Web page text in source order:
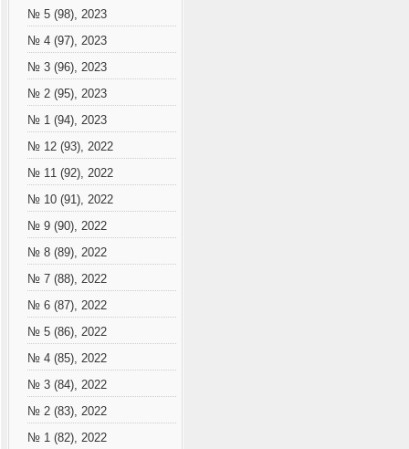
№ 5 (98), 2023
№ 4 (97), 2023
№ 3 (96), 2023
№ 2 (95), 2023
№ 1 (94), 2023
№ 12 (93), 2022
№ 11 (92), 2022
№ 10 (91), 2022
№ 9 (90), 2022
№ 8 (89), 2022
№ 7 (88), 2022
№ 6 (87), 2022
№ 5 (86), 2022
№ 4 (85), 2022
№ 3 (84), 2022
№ 2 (83), 2022
№ 1 (82), 2022